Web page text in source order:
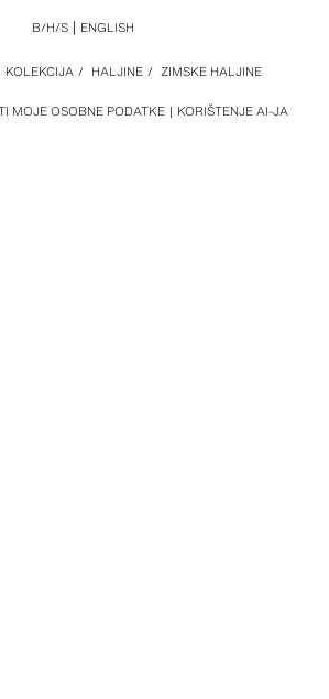
MOJE OSOBNE PODATKE KORIŠTENJE AI-JA
KOLEKCIJA / HALJINE / ZIMSKE HALJINE
B/H/S ENGLISH